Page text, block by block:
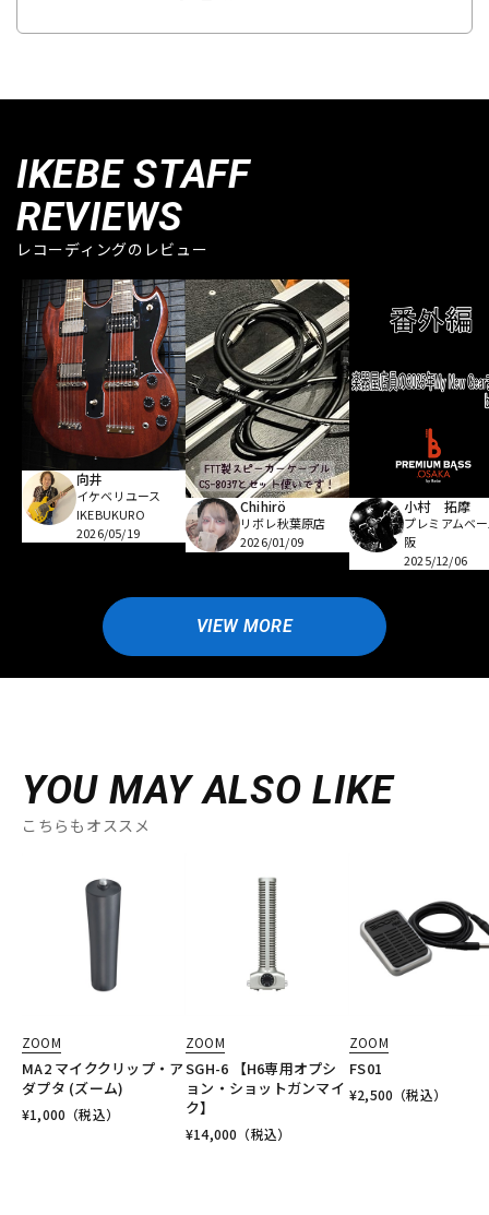
IKEBE STAFF
REVIEWS
レコーディングのレビュー
向井
イケベリユース
IKEBUKURO
2026/05/19
Chihirö
リボレ秋葉原店
2026/01/09
小村 拓摩
プレミアムベ
阪
2025/12/06
VIEW MORE
YOU MAY ALSO LIKE
こちらもオススメ
ZOOM
MA2 マイククリップ・ア
ダプタ (ズーム)
¥1,000 （税込）
ZOOM
SGH-6 【H6専用オプシ
ョン・ショットガンマイ
ク】
¥14,000 （税込）
ZOOM
FS01
¥2,500 （税込）